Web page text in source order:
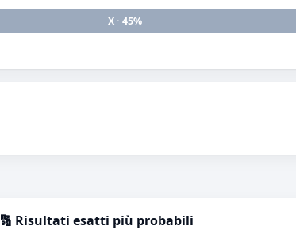
X · 45%
🔢 Risultati esatti più probabili